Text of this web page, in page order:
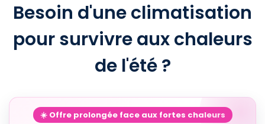
Besoin d'une climatisation
pour survivre aux chaleurs
de l'été ?
☀️ Offre prolongée face aux fortes chaleurs